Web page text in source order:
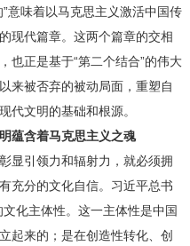
意味着以马克思主义激活中国传
现代篇章。这两个篇章的交相
也正是基于“第二个结合”的伟大
来被否弃的被动局面，重塑自
代文明的基础和根源。
蕴含着马克思主义之魂
引领力和辐射力，就必须拥
充分的文化自信。习近平总书
化主体性。这一主体性是中国
起来的；是在创造性转化、创